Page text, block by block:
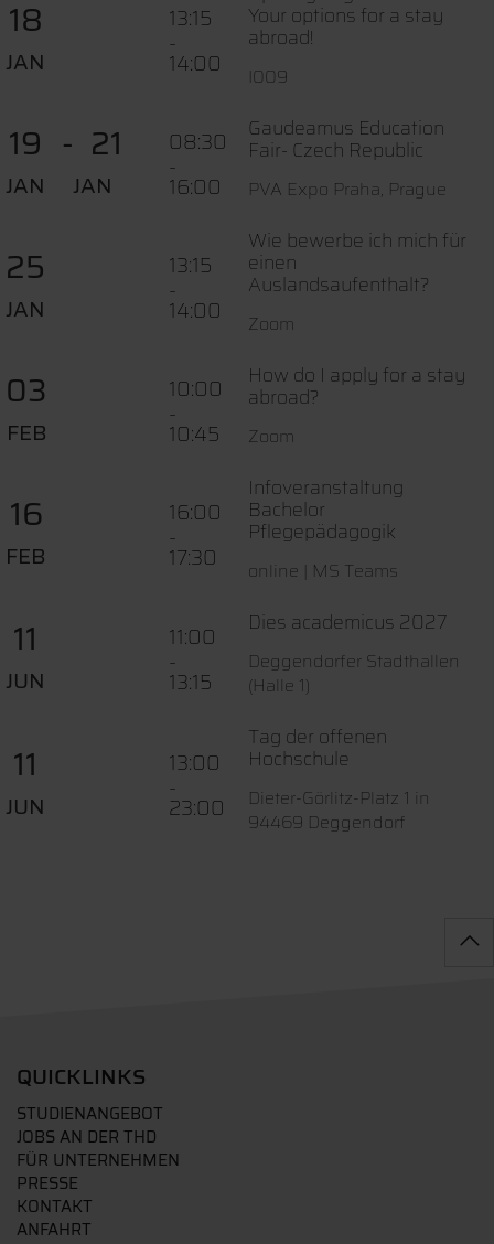
18
JAN
13:15
-
14:00
Your options for a stay
abroad!
I009
19
JAN
21
JAN
08:30
-
16:00
Gaudeamus Education
Fair- Czech Republic
PVA Expo Praha, Prague
25
JAN
13:15
-
14:00
Wie bewerbe ich mich für
einen
Auslandsaufenthalt?
Zoom
03
FEB
10:00
-
10:45
How do I apply for a stay
abroad?
Zoom
16
FEB
16:00
-
17:30
Infoveranstaltung
Bachelor
Pflegepädagogik
online | MS Teams
11
JUN
11:00
-
13:15
Dies academicus 2027
Deggendorfer Stadthallen
(Halle 1)
11
JUN
13:00
-
23:00
Tag der offenen
Hochschule
Dieter-Görlitz-Platz 1 in
94469 Deggendorf
QUICKLINKS
STUDIENANGEBOT
JOBS AN DER THD
FÜR UNTERNEHMEN
PRESSE
KONTAKT
ANFAHRT